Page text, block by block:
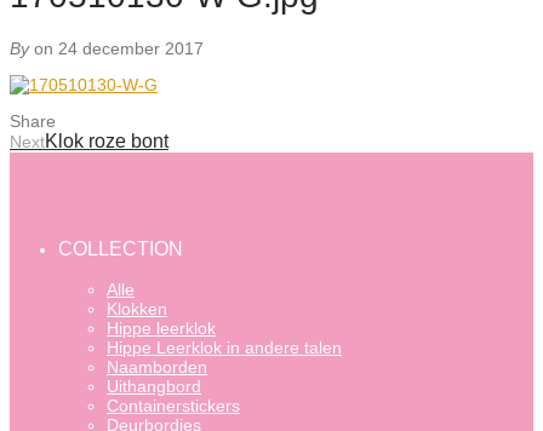
Byon 24 december 2017
Share
NextKlok roze bont
COLLECTION
Alle
Klokken
Hippe leerklok
Hippe Leerklok in andere talen
Naamborden
Uithangbord
Containerstickers
Deurbordjes